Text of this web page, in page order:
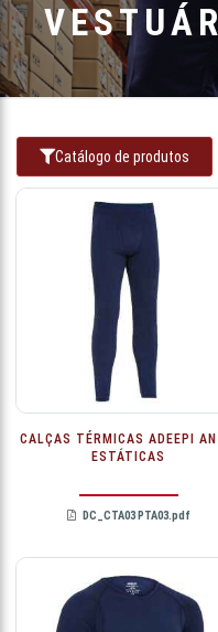
Catálogo de produtos
CALÇAS TÉRMICAS ADEEPI
ESTÁTICAS
DC_CTA03 PTA03.pdf